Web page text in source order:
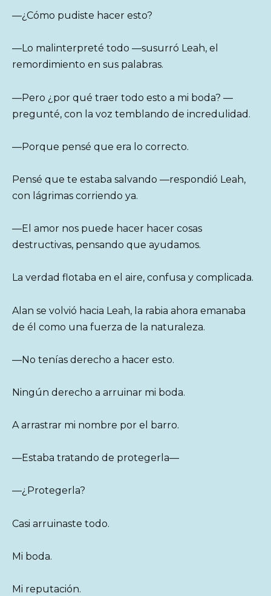
—¿Cómo pudiste hacer esto?
—Lo malinterpreté todo —susurró Leah, el
remordimiento en sus palabras.
—Pero ¿por qué traer todo esto a mi boda? —
pregunté, con la voz temblando de incredulidad.
—Porque pensé que era lo correcto.
Pensé que te estaba salvando —respondió Leah,
con lágrimas corriendo ya.
—El amor nos puede hacer hacer cosas
destructivas, pensando que ayudamos.
La verdad flotaba en el aire, confusa y complicada.
Alan se volvió hacia Leah, la rabia ahora emanaba
de él como una fuerza de la naturaleza.
—No tenías derecho a hacer esto.
Ningún derecho a arruinar mi boda.
A arrastrar mi nombre por el barro.
—Estaba tratando de protegerla—
—¿Protegerla?
Casi arruinaste todo.
Mi boda.
Mi reputación.